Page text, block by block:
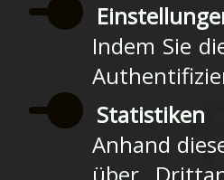
Indem Sie
Statistiken
Anhand